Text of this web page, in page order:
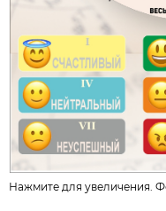
Нажмите для увеличения.